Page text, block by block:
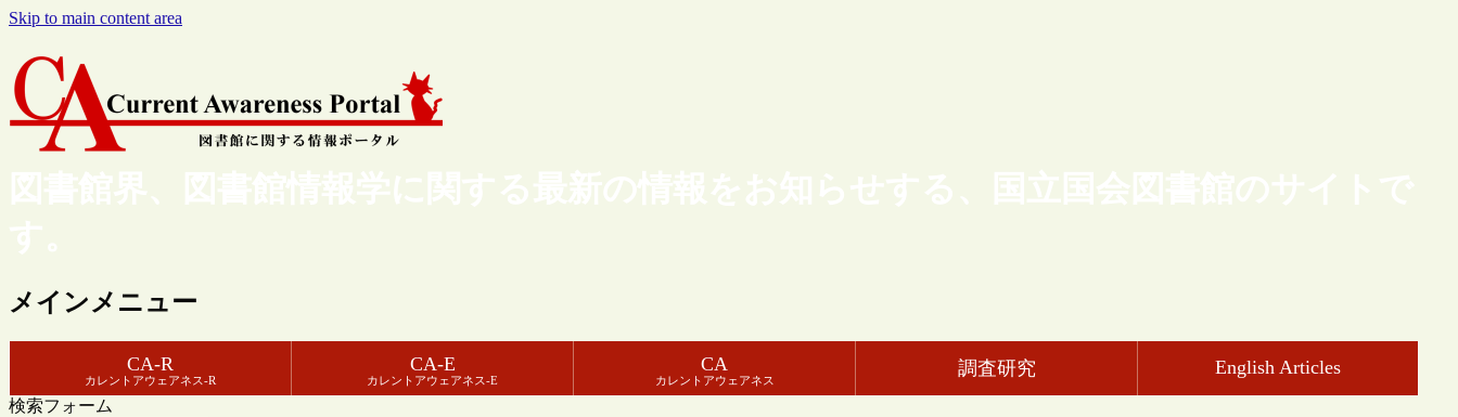
Skip to main content area
図書館界、図書館情報学に関する最新の情報をお知らせする、国立国会図書館のサイトで
す。
メインメニュー
CA-R
カレントアウェアネス-R
CA-E
カレントアウェアネス-E
CA
カレントアウェアネス
調査研究 English Articles
検索フォーム